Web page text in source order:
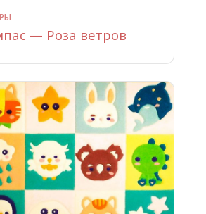
— Роза ветров